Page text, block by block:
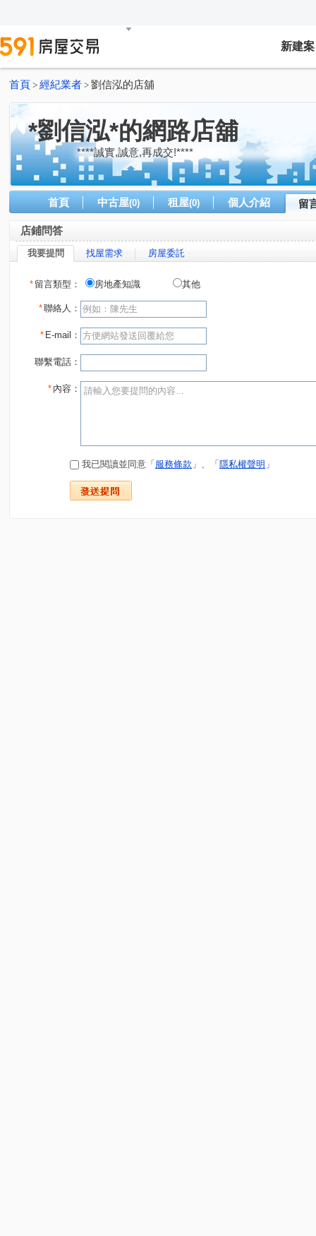
新建案
首頁 > 經紀業者 > 劉信泓的店舖
*劉信泓*的網路店舖
****誠實,誠意,再成交!****
首頁 中古屋(0) 租屋(0) 個人介紹 留
店鋪問答
我要提問 找屋需求 房屋委託
* 留言類型： 房地產知識 其他
*聯絡人：
* E-mail：
聯繫電話：
* 內容：
我已閱讀並同意「 服務條款 」、「 隱私權聲明 」